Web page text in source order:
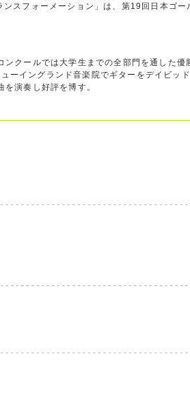
スフォーメーション」は、第19回日本ゴ
クールでは大学生までの全部門を通した
イングランド音楽院でギターをデイビッ
演奏し好評を博す。